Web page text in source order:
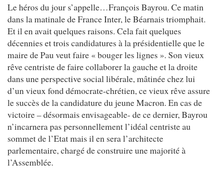
Le héros du jour s’appelle…François Bayrou. Ce matin
dans la matinale de France Inter, le Béarnais triomphait.
Et il en avait quelques raisons. Cela fait quelques
décennies et trois candidatures à la présidentielle que le
maire de Pau veut faire « bouger les lignes ». Son vieux
rêve centriste de faire collaborer la gauche et la droite
dans une perspective social libérale, mâtinée chez lui
d’un vieux fond démocrate-chrétien, ce vieux rêve assure
le succès de la candidature du jeune Macron. En cas de
victoire – désormais envisageable- de ce dernier, Bayrou
n’incarnera pas personnellement l’idéal centriste au
sommet de l’Etat mais il en sera l’architecte
parlementaire, chargé de construire une majorité à
l’Assemblée.